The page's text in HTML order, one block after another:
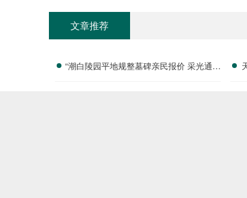
文章推荐
“潮白陵园平地规整墓碑亲民报价 采光通风